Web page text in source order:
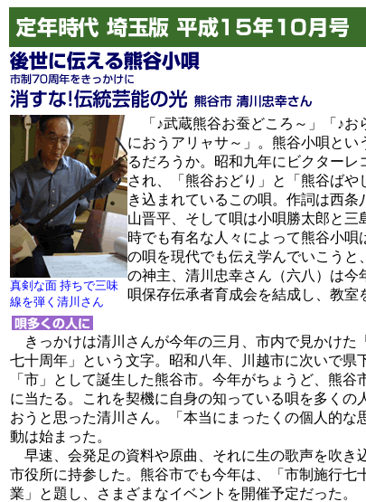
真剣な面 持ちで三味
線を弾く清川さん
「♪武蔵熊谷お蚕どころ～」「♪お
におうアリャサ～」。熊谷小唄とい
るだろうか。昭和九年にビクターレ
され、「熊谷おどり」と「熊谷ばや
き込まれているこの唄。作詞は西条
山晋平、そして唄は小唄勝太郎と三
時でも有名な人々によって熊谷小唄
の唄を現代でも伝え学んでいこうと
の神主、清川忠幸さん（六八）は今
唄保存伝承者育成会を結成し、教室
きっかけは清川さんが今年の三月、市内で見かけた
七十周年」という文字。昭和八年、川越市に次いで県
「市」として誕生した熊谷市。今年がちょうど、熊谷
に当たる。これを契機に自身の知っている唄を多くの
おうと思った清川さん。「本当にまったくの個人的な
動は始まった。
早速、会発足の資料や原曲、それに生の歌声を吹き
市役所に持参した。熊谷市でも今年は、「市制施行七
業」と題し、さまざまなイベントを開催予定だった。